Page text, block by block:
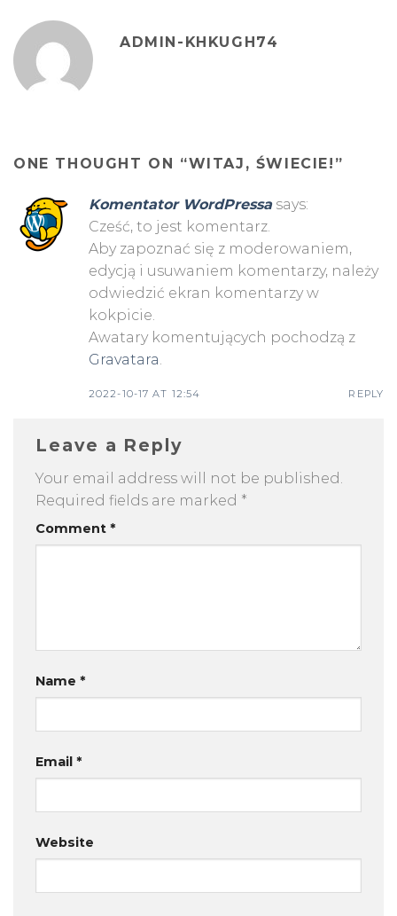
ADMIN-KHKUGH74
ONE THOUGHT ON “WITAJ, ŚWIECIE! ”
Komentator WordPressa says:
Cześć, to jest komentarz.
Aby zapoznać się z moderowaniem,
edycją i usuwaniem komentarzy, należy
odwiedzić ekran komentarzy w
kokpicie.
Awatary komentujących pochodzą z
Gravatara
2022-10-17 AT 12:54 REPLY
Leave a Reply
Your email address will not be published.
Required fields are marked *
Comment *
Name *
Email *
Website